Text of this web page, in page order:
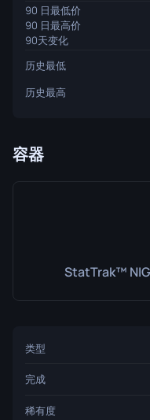
90 日最低价
90 日最高价
90天变化
历史最低
历史最高
容器
StatTrak™
类型
完成
稀有度